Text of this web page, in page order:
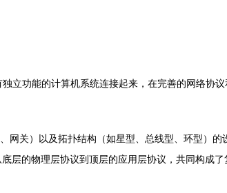
立功能的计算机系统连接起来，在完善的网络协
网关）以及拓扑结构（如星型、总线型、环型）的
层的物理层协议到顶层的应用层协议，共同构成